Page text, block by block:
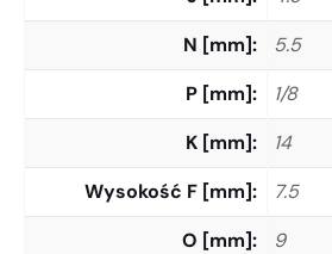
N [mm]
5.5
P [mm]
1/8
K [mm]
14
Wysokość F [mm]
7.5
O [mm]
9